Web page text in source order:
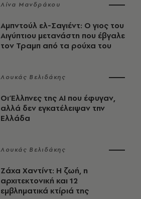
Λίνα Μανδράκου
Αμπντούλ ελ-Σαγιέντ: Ο γιος του
Αιγύπτιου μετανάστη που έβγαλε
τον Τραμπ από τα ρούχα του
Λουκάς Βελιδάκης
Οι Έλληνες της ΑΙ που έφυγαν,
αλλά δεν εγκατέλειψαν την
Ελλάδα
Λουκάς Βελιδάκης
Ζάχα Χαντίντ: Η ζωή, η
αρχιτεκτονική και 12
εμβληματικά κτίριά της